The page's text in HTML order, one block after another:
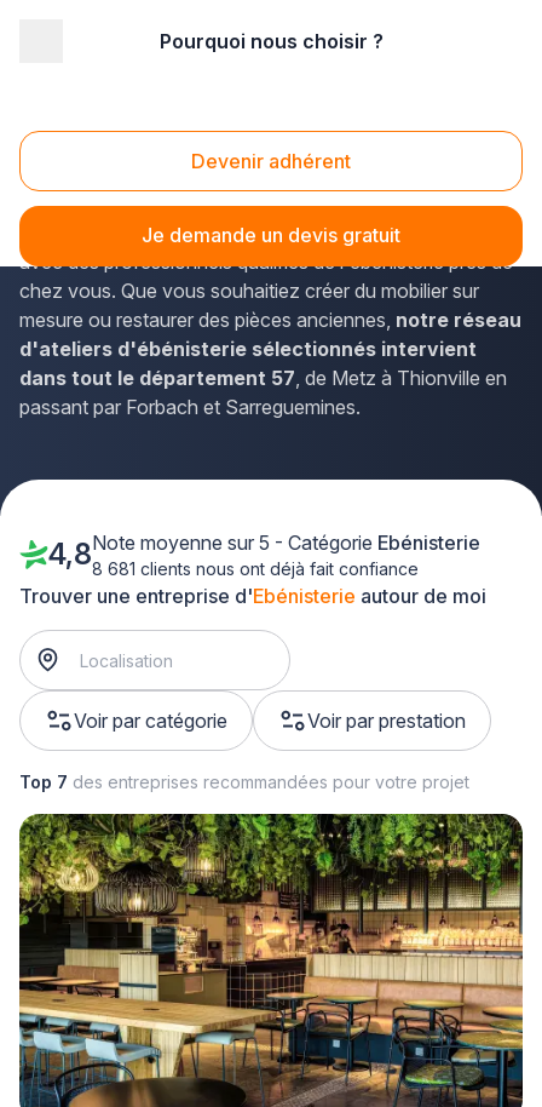
Pourquoi nous choisir ?
Devenir adhérent
Je demande un devis gratuit
Ebenisterie Moselle (57)
Vous recherchez unartisan ébénistede confiance en
Moselle ? La solution Plus que pro vous met en relation
avec des professionnels qualifiés de l'ébénisterie près de
chez vous. Que vous souhaitiez créer du mobilier sur
mesure ou restaurer des pièces anciennes, notre réseau
d'ateliers d'ébénisterie sélectionnés intervient
dans tout le département 57, de Metz à Thionville en
passant par Forbach et Sarreguemines.
Trouver une entreprise d'Ebénisterie autour de moi
Voir par catégorie Voir par prestation
4,8Note moyenne sur 5 - Catégorie Ebénisterie
8 681 clients nous ont déjà fait confiance
Top 7 des entreprises recommandées pour votre projet